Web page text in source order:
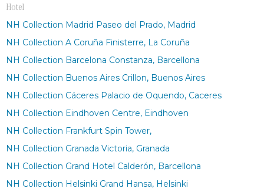
Hotel
NH Collection Madrid Paseo del Prado, Madrid
NH Collection A Coruña Finisterre, La Coruña
NH Collection Barcelona Constanza, Barcellona
NH Collection Buenos Aires Crillon, Buenos Aires
NH Collection Cáceres Palacio de Oquendo, Caceres
NH Collection Eindhoven Centre, Eindhoven
NH Collection Frankfurt Spin Tower,
NH Collection Granada Victoria, Granada
NH Collection Grand Hotel Calderón, Barcellona
NH Collection Helsinki Grand Hansa, Helsinki